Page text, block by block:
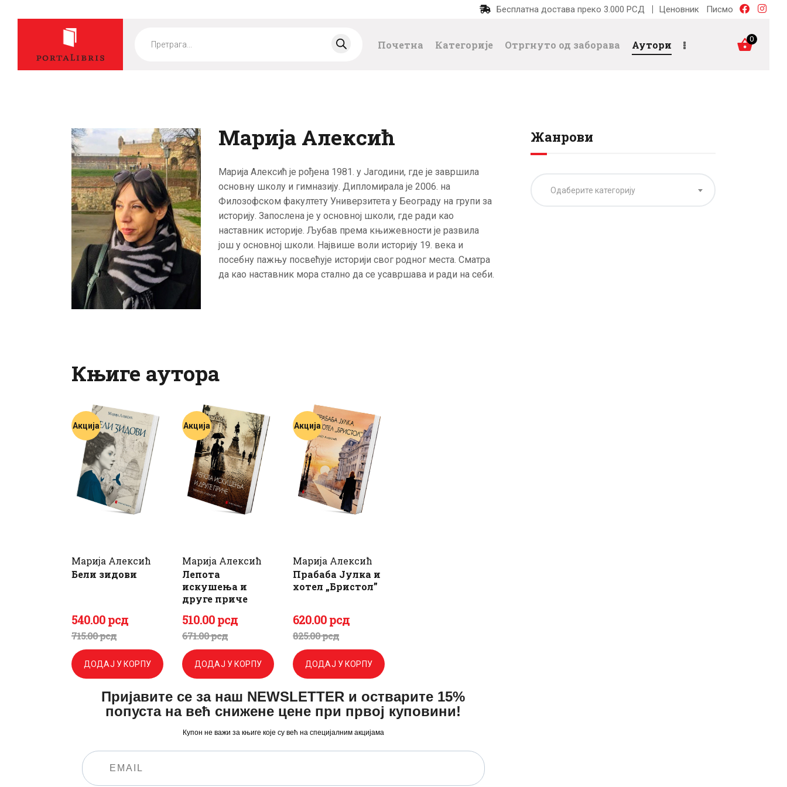
Бесплатна достава преко 3.000 РСД Ценовник Писмо
search
Почетна Категорије Отргнуто од заборава Аутори 0
КАТЕГОРИЈЕ
НОВЕ КЊИГЕ
ОТРГНУТО ОД
ЗАБОРАВА
АУТОРИ
АКТУЕЛНОСТИ
Марија Алексић
Марија Алексић је рођена 1981. у Јагодини, где је завршила
основну школу и гимназију. Дипломирала је 2006. на
Филозофском факултету Универзитета у Београду на групи за
историју. Запослена је у основној школи, где ради као
наставник историје. Љубав према књижевности је развила
још у основној школи. Највише воли историју 19. века и
посебну пажњу посвећује историји свог родног места. Сматра
да као наставник мора стално да се усавршава и ради на себи.
Књиге аутора
Акција
Марија Алексић
Бели зидови
715.00рсд
Оригинална
цена
је
била:
540.00рсд
Тренутна
цена
је:
ДОДАЈ У КОРПУ
Акција
Марија Алексић
Лепота
искушења и
друге приче
671.00рсд
Оригинална
цена
је
била:
671.
510.00рсд
Тренутна
цена
је:
510.
0
ДОДАЈ У КОРПУ
Акција
Марија Алексић
Прабаба Јулка и
хотел „Бристол”
825.00рсд
Оригинална
цена
је
била:
825.
620.00рсд
Тренутна
цена
је:
620 .
0
ДОДАЈ У КОРПУ
Пријавите се за наш NEWSLETTER и остварите 15%
попуста на већ снижене цене при првој куповини!
Купон не важи за књиге које су већ на специјалним акцијама
Жанрови
Одаберите категорију